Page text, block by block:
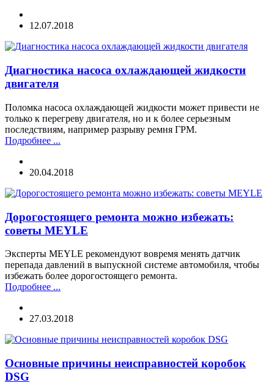
12.07.2018
Диагностика насоса охлаждающей жидкости
двигателя
Поломка насоса охлаждающей жидкости может привести не
только к перегреву двигателя, но и к более серьезным
последствиям, например разрыву ремня ГРМ.
Подробнее ...
20.04.2018
Дорогостоящего ремонта можно избежать:
советы MEYLE
Эксперты MEYLE рекомендуют вовремя менять датчик
перепада давлений в выпускной системе автомобиля, чтобы
избежать более дорогостоящего ремонта.
Подробнее ...
27.03.2018
Основные причины неисправностей коробок
DSG